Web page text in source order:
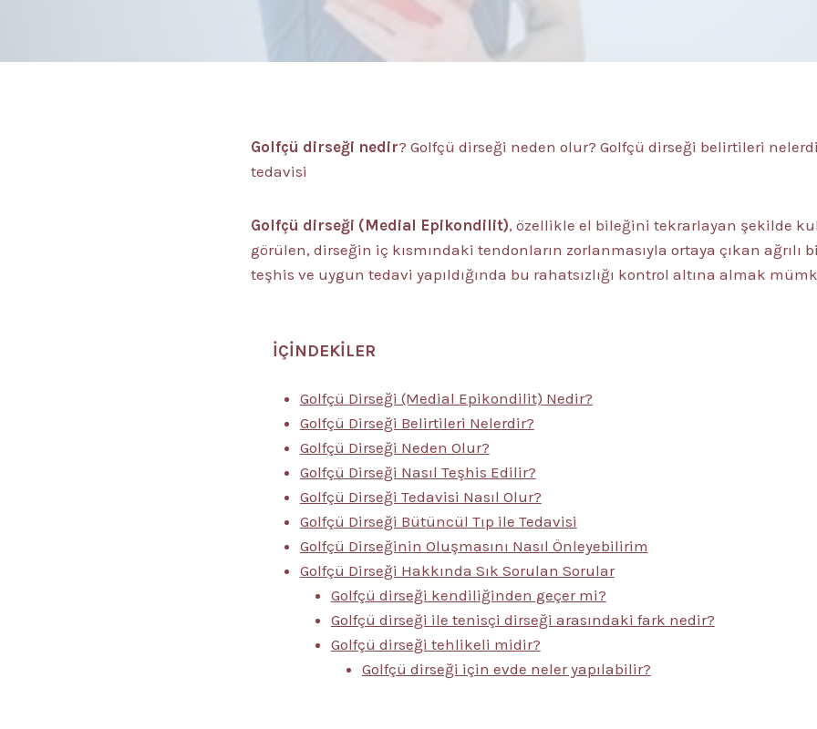
Golfçü dirseği nedir? Golfçü dirseği neden olur? Golfçü dirseği belirtileri
tedavisi
Golfçü dirseği (Medial Epikondilit), özellikle el bileğini tekrarlayan şekilde
görülen, dirseğin iç kısmındaki tendonların zorlanmasıyla ortaya çıkan ağrılı
teşhis ve uygun tedavi yapıldığında bu rahatsızlığı kontrol altına almak
İÇİNDEKİLER
Golfçü Dirseği (Medial Epikondilit) Nedir?
Golfçü Dirseği Belirtileri Nelerdir?
Golfçü Dirseği Neden Olur?
Golfçü Dirseği Nasıl Teşhis Edilir?
Golfçü Dirseği Tedavisi Nasıl Olur?
Golfçü Dirseği Bütüncül Tıp ile Tedavisi
Golfçü Dirseğinin Oluşmasını Nasıl Önleyebilirim
Golfçü Dirseği Hakkında Sık Sorulan Sorular
Golfçü dirseği kendiliğinden geçer mi?
Golfçü dirseği ile tenisçi dirseği arasındaki fark nedir?
Golfçü dirseği tehlikeli midir?
Golfçü dirseği için evde neler yapılabilir?